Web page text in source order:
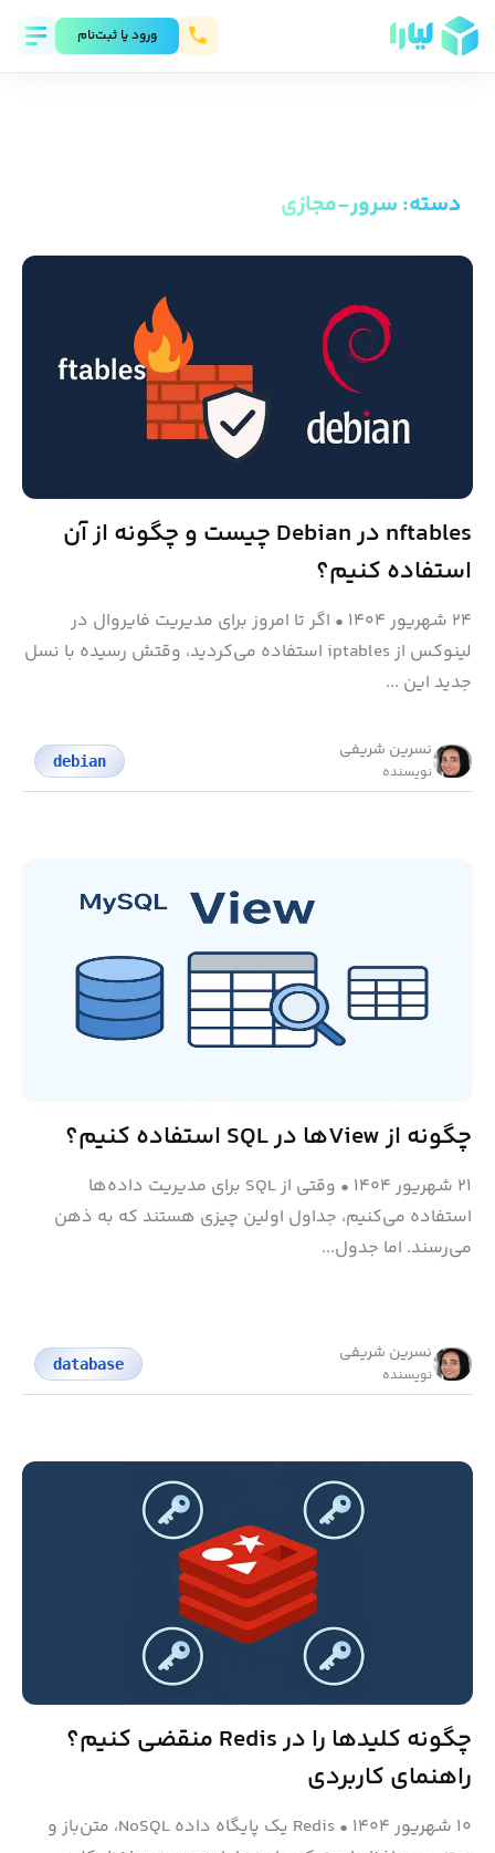
ورود يا ثبت‌نام
دسته:سرور-مجازی
nftables در Debian چیست و چگونه از آن
استفاده کنیم؟
۲۴ شهریور ۱۴۰۴ • اگر تا امروز برای مدیریت فایروال در
لینوکس از iptables استفاده می‌کردید، وقتش رسیده با نسل
جدید این ...
نسرین شریفی
نویسنده
debian
چگونه از Viewها در SQL استفاده کنیم؟
۲۱ شهریور ۱۴۰۴ •
وقتی از SQL برای مدیریت داده‌ها
استفاده می‌کنیم، جداول اولین چیزی هستند که به ذهن
می‌رسند. اما جدول‌...
نسرین شریفی
نویسنده
database
چگونه کلیدها را در Redis منقضی کنیم؟
راهنمای کاربردی
۱۰ شهریور ۱۴۰۴ •
Redis یک پایگاه داده NoSQL، متن‌باز و